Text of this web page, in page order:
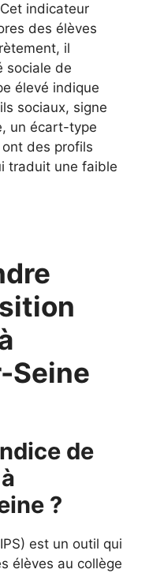
indicateur
des élèves
il
sociale de
élevé indique
sociaux, signe
un écart-type
des profils
traduit une faible
Seine
de
?
est un outil qui
élèves au collège